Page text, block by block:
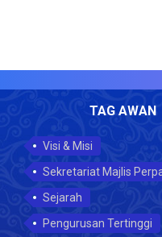
TAG AWAN
Visi & Misi
Sekretariat Majlis
Sejarah
Pengurusan Tertinggi